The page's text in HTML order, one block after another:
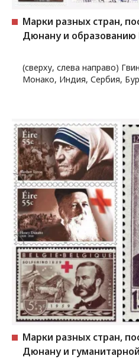
Марки разных стран,
Дюнану и образованию
(сверху, слева направо)
Монако, Индия, Сербия,
Марки разных стран,
Дюнану и